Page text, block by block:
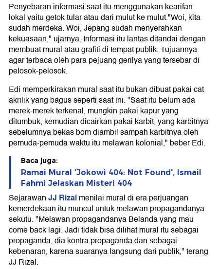
Penyebaran informasi saat itu menggunakan kearifan
lokal yaitu getok tular atau dari mulut ke mulut."Woi, kita
sudah merdeka. Woi, Jepang sudah menyerahkan
kekuasaan," ujarnya. Informasi itu lantas ditandai dengan
membuat mural atau grafiti di tempat publik. Tujuannya
agar terbaca oleh para pejuang gerilya yang tersebar di
pelosok-pelosok.
Edi memperkirakan mural saat itu bukan dibuat pakai cat
akrilik yang bagus seperti saat ini. "Saat itu belum ada
merek-merek terkenal, mungkin pakai kapur yang
ditumbuk, kemudian dicairkan pakai karbit, yang karbitnya
sebelumnya bekas bom diambil sampah karbitnya oleh
pemuda-pemuda waktu itu melawan kolonial," beber Edi.
Baca juga:
Ramai Mural 'Jokowi 404: Not Found', Ismail
Fahmi Jelaskan Misteri 404
SejarawanJJ Rizalmenilai mural di era perjuangan
kemerdekaan itu muncul untuk melawan propagandanya
sekutu. "Melawan propagandanya Belanda yang mau
come back lagi. Jadi tidak bisa dilihat mural itu sebagai
propaganda, dia kontra propaganda dan sebagai
kebenaran, karena suaranya langsung dari publik," terang
JJ Rizal.